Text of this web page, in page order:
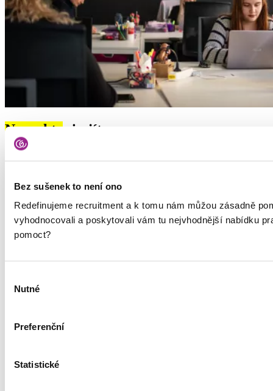
Bez sušenek to není ono
Redefinujeme recruitment a k tomu nám můžou zásadně
vyhodnocovali a poskytovali vám tu nejvhodnější nabídku
pomoct?
souhlasu
Nutné
Preferenční
Statistické
Nenechte si ujít
Typ
Vaše jméno
Vaše příjmení
E-mail
osobních údajů